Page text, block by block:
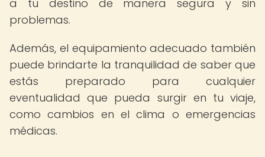
a tu destino de manera segura y sin
problemas.
Además, el equipamiento adecuado también
puede brindarte la tranquilidad de saber que
estás preparado para cualquier
eventualidad que pueda surgir en tu viaje,
como cambios en el clima o emergencias
médicas.